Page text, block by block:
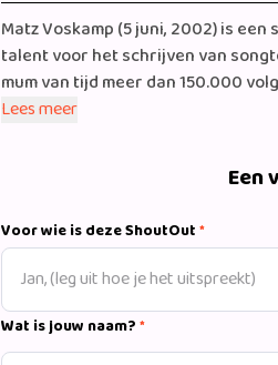
Matz Voskamp (5 juni, 2002) is
talent voor het schrijven van
mum van tijd meer dan 150.000
hitjes' & gedetailleerde lyrics, ben
al meer dan 1.500.000
aan collega Roxy Dekker ging ook
Lees meer
Een
Voor wie is deze ShoutOut*
Wat is jouw naam?*